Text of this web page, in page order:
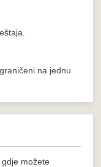
na jednu
možete